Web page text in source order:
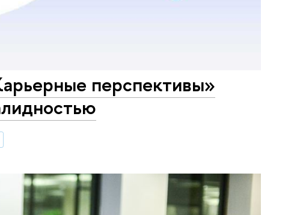
перспективы»